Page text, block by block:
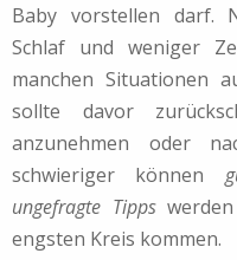
Baby vorstellen darf.
Schlaf und weniger
manchen Situationen
sollte davor
anzunehmen oder
schwieriger können
ungefragte Tippswerden
engsten Kreis kommen.